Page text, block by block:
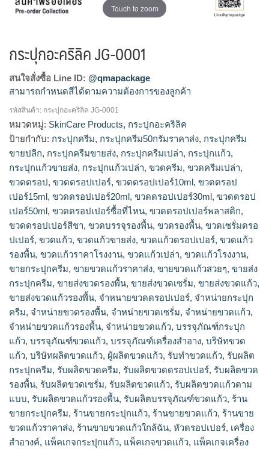
Touch to zoom
กระปุกอะคริลิค JG-0001
สนใจสั่งซื้อ Line ID: @qmapackage
สามารถกำหนดสีได้ตามความต้องการของลูกค้า
กระปุกแก้วขายส่ง, ร้านขายกระปุกแก้ว, โรงงานผลิตกระปุกครีม,
รับผลิตกระปุกครีม, จำหน่ายกระปุกครีม, ขายส่งกระปุกครีม, รับ
ผลิตขวดครีม, กระปุกครีม50กรัมราคาส่ง, กระปุกครีมขายส่ง, ขาย
กระปุกครีม, ร้านขายกระปุกครีม, กระปุกครีมขายปลีก
รหัสสินค้า: กระปุกอะคริลิค JG-0001
หมวดหมู่: SkinCare Products, กระปุกอะคริลิค
ป้ายกำกับ: กระปุกครีม, กระปุกครีม50กรัมราคาส่ง, กระปุกครีม
ขายปลีก, กระปุกครีมขายส่ง, กระปุกครีมเปล่า, กระปุกแก้ว,
กระปุกแก้วขายส่ง, กระปุกแก้วเปล่า, ขวดครีม, ขวดครีมเปล่า,
ขวดดรอป, ขวดดรอปเปอร์, ขวดดรอปเปอร์10ml, ขวดดรอป
เปอร์15ml, ขวดดรอปเปอร์20ml, ขวดดรอปเปอร์30ml, ขวดดรอป
เปอร์50ml, ขวดดรอปเปอร์ซื้อที่ไหน, ขวดดรอปเปอร์พลาสติก,
ขวดดรอปเปอร์สีชา, ขวดบรรจุรองพื้น, ขวดรองพื้น, ขวดเซรั่มดรอ
ปเปอร์, ขวดแก้ว, ขวดแก้วขายส่ง, ขวดแก้วดรอปเปอร์, ขวดแก้ว
รองพื้น, ขวดแก้วราคาโรงงาน, ขวดแก้วเปล่า, ขวดแก้วโรงงาน,
ขายกระปุกครีม, ขายขวดแก้วราคาส่ง, ขายขวดแก้วสวยๆ, ขายส่ง
กระปุกครีม, ขายส่งขวดรองพื้น, ขายส่งขวดเซรั่ม, ขายส่งขวดแก้ว,
ขายส่งขวดแก้วรองพื้น, จำหนายขวดดรอปเปอร์, จำหน่ายกระปุก
ครีม, จำหน่ายขวดรองพื้น, จำหน่ายขวดเซรั่ม, จำหน่ายขวดแก้ว,
จำหน่ายขวดแก้วรองพื้น, จําหน่ายขวดแก้ว, บรรจุภัณฑ์กระปุก
แก้ว, บรรจุภัณฑ์ขวดแก้ว, บรรจุภัณฑ์เครื่องสำอาง, บริษัทขวด
แก้ว, บริษัทผลิตขวดแก้ว, ผู้ผลิตขวดแก้ว, รับทำขวดแก้ว, รับผลิต
กระปุกครีม, รับผลิตขวดครีม, รับผลิตขวดดรอปเปอร์, รับผลิตขวด
รองพื้น, รับผลิตขวดเซรั่ม, รับผลิตขวดแก้ว, รับผลิตขวดแก้วตาม
แบบ, รับผลิตขวดแก้วรองพื้น, รับผลิตบรรจุภัณฑ์ขวดแก้ว, ร้าน
ขายกระปุกครีม, ร้านขายกระปุกแก้ว, ร้านขายขวดแก้ว, ร้านขาย
ขวดแก้วราคาส่ง, ร้านขายขวดแก้วใกล้ฉัน, หัวดรอปเปอร์, เครื่อง
สำอางค์, แพ็คเกจกระปุกแก้ว, แพ็คเกจขวดแก้ว, แพ็คเกจเครื่อง